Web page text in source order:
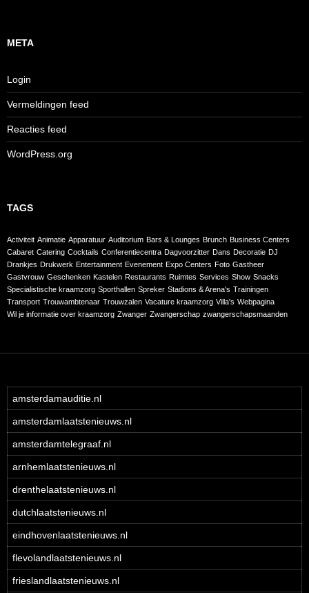
META
Login
Vermeldingen feed
Reacties feed
WordPress.org
TAGS
Activiteit Animatie Apparatuur Auditorium Bars & Lounges Brunch Business Centers
Cabaret Catering Cocktails Conferentiecentra Dagvoorzitter Dans Decoratie DJ
Drankjes Drukwerk Entertainment Evenement Expo Centers Foto Gastheer
Gastvrouw Geschenken Kastelen Restaurants Ruimtes Services Show Snacks
Specialistische kraamzorg Sporthallen Spreker Stadions & Arena's Trainingen
Transport Trouwambtenaar Trouwzalen Vacature kraamzorg Villa's Webpagina
Wil je informatie over kraamzorg Zwanger Zwangerschap zwangerschapsmaanden
amsterdamauditie.nl
amsterdamlaatstenieuws.nl
amsterdamtelegraaf.nl
arnhemlaatstenieuws.nl
drenthelaatstenieuws.nl
dutchlaatstenieuws.nl
eindhovenlaatstenieuws.nl
flevolandlaatstenieuws.nl
frieslandlaatstenieuws.nl